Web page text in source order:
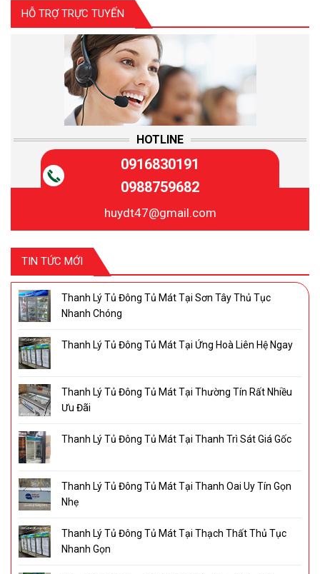
HỖ TRỢ TRỰC TUYẾN
HOTLINE
0916830191
0988759682
huydt47@gmail.com
TIN TỨC MỚI
Thanh Lý Tủ Đông Tủ Mát Tại Sơn Tây Thủ Tục
Nhanh Chóng
Thanh Lý Tủ Đông Tủ Mát Tại Ứng Hoà Liên Hệ Ngay
Thanh Lý Tủ Đông Tủ Mát Tại Thường Tín Rất Nhiều
Ưu Đãi
Thanh Lý Tủ Đông Tủ Mát Tại Thanh Trì Sát Giá Gốc
Thanh Lý Tủ Đông Tủ Mát Tại Thanh Oai Uy Tín Gọn
Nhẹ
Thanh Lý Tủ Đông Tủ Mát Tại Thạch Thất Thủ Tục
Nhanh Gọn